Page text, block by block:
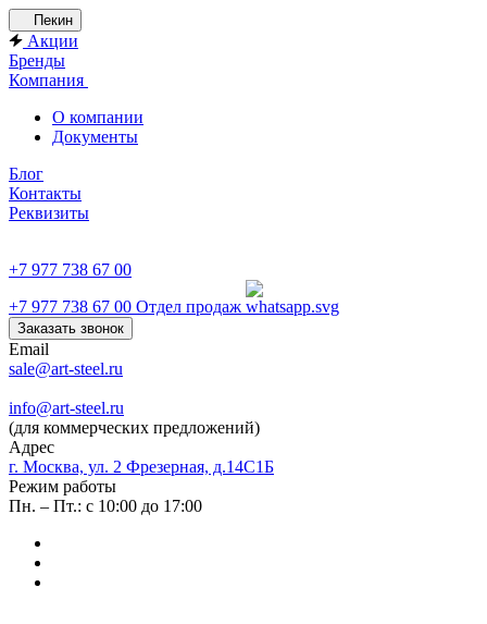
Пекин
Акции
Бренды
Компания
О компании
Документы
Блог
Контакты
Реквизиты
+7 977 738 67 00
+7 977 738 67 00 Отдел продаж
Заказать звонок
Email
sale@art-steel.ru
info@art-steel.ru
(для коммерческих предложений)
Адрес
г. Москва, ул. 2 Фрезерная, д.14С1Б
Режим работы
Пн. – Пт.: с 10:00 до 17:00